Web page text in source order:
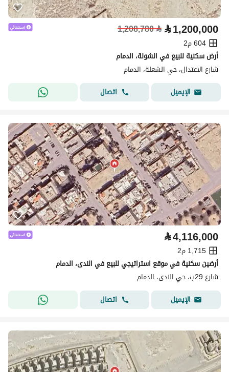
⃁1,200,000
⃁
1,208,780
604 م2
أرض سكنية للبيع في الشولة، الدمام
شارع الاعتدال، حي الشعلة، الدمام
الإيميل
اتصال
⃁4,116,000
1,715 م2
أرضين سكنية في موقع استراتيجي للبيع في الندى، الدمام
شارع 29ب، حي الندى، الدمام
الإيميل
اتصال